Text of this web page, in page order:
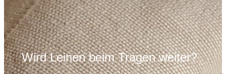
Wird Leinen beim Tragen weiter?